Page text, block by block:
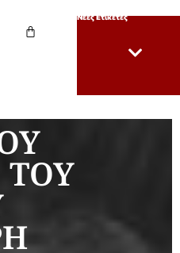
Νέες Ετικέτες